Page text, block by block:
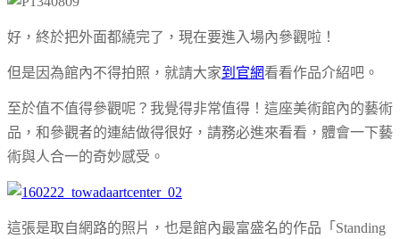
好，終於把外面都繞完了，現在要進入場內參觀啦！
但是因為館內不得拍照，就請大家到官網看看作品介紹吧。
至於值不值得參觀呢？我覺得非常值得！這座美術館內的藝術
品，和參觀者的連結做得很好，請務必進來看看，體會一下藝
術與人合一的奇妙感受。
這張是取自網路的照片，也是館內最富盛名的作品「Standing